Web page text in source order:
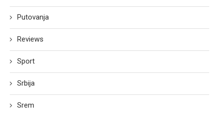
Putovanja
Reviews
Sport
Srbija
Srem